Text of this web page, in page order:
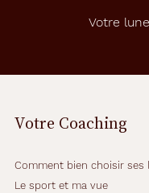
Votre
Votre Coaching
Comment bien choisir
Le sport et ma vue